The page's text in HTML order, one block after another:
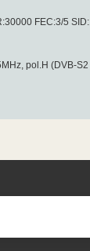
FEC:3/5
pol.H (DVB-